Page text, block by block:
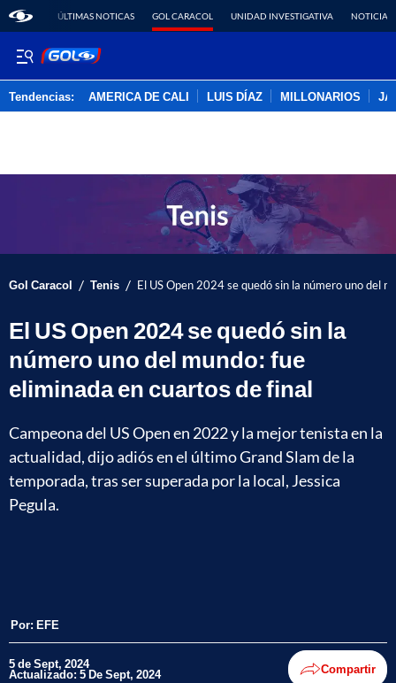
ÚLTIMAS NOTICAS GOL CARACOL UNIDAD INVESTIGATIVA NOTICIAS
Tendencias: AMERICA DE CALI LUIS DÍAZ MILLONARIOS
Gol Caracol / Tenis / El US Open 2024 se quedó sin la número uno del
El US Open 2024 se quedó sin la
número uno del mundo: fue
eliminada en cuartos de final
Campeona del US Open en 2022 y la mejor tenista en la
actualidad, dijo adiós en el último Grand Slam de la
temporada, tras ser superada por la local, Jessica
Pegula.
Por: EFE
5 de Sept, 2024
Actualizado: 5 De Sept, 2024 Compartir